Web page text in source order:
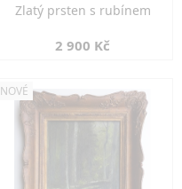
Zlatý prsten s rubínem
2 900 Kč
NOVÉ